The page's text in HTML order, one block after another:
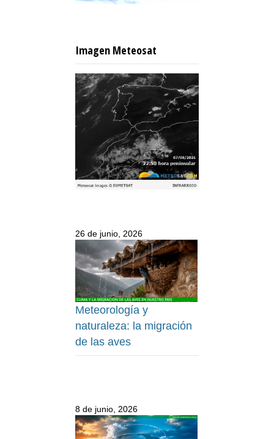
Imagen Meteosat
26 de junio, 2026
Meteorología y
naturaleza: la migración
de las aves
8 de junio, 2026